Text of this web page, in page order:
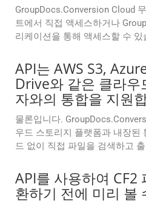
GroupDocs.Conversion Cloud
트에서 직접 액세스하거나
리케이션을 통해 액세스할 수 있
API는 AWS S3,
Drive와 같은 클라우
자와의 통합을 지원
물론입니다.
우드 스토리지 플랫폼과 내장된
드 없이 직접 파일을 검색하고
API를 사용하여 CF2
환하기 전에 미리 볼